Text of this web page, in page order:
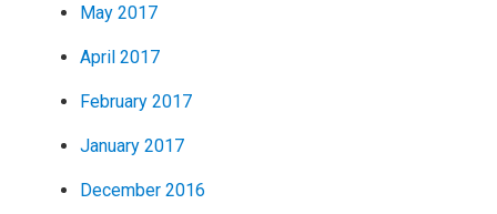
May 2017
April 2017
February 2017
January 2017
December 2016